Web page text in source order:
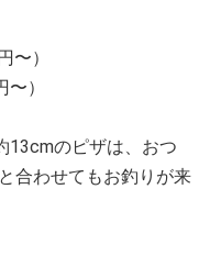
〜）
）
13cmのピザは、おつ
合わせてもお釣りが来